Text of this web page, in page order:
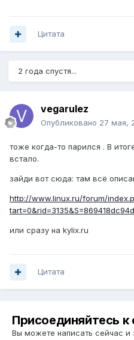
Цитата
2 года спустя...
vegarulez
Опубликовано 27 мая,
тоже когда-то парился . В
встало.
зайди вот сюда: там всё
http://www.linux.ru/forum/
или сразу на kylix.ru
Цитата
Присоединяйтесь
Вы можете написать сейчас и